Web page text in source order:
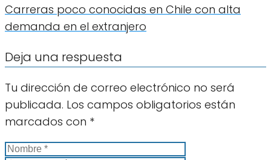
Carreras poco conocidas en Chile con alta
demanda en el extranjero
Deja una respuesta
Tu dirección de correo electrónico no será
publicada. Los campos obligatorios están
marcados con *